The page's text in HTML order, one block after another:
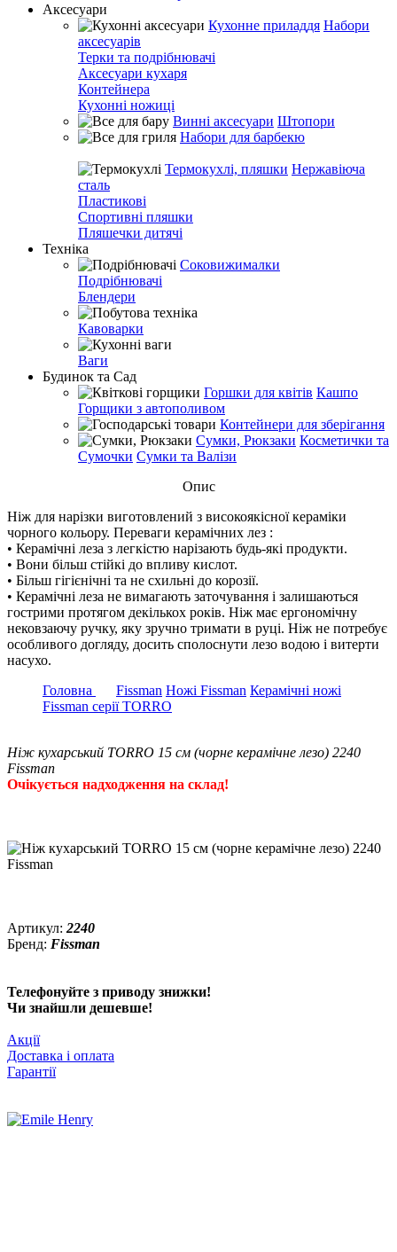
Аксесуари
Кухонне приладдя Набори
аксесуарів
Терки та подрібнювачі
Аксесуари кухаря
Контейнера
Кухонні ножиці
Винні аксесуари Штопори
Набори для барбекю
Термокухлі, пляшки Нержавіюча
сталь
Пластикові
Спортивні пляшки
Пляшечки дитячі
Техніка
Соковижималки
Подрібнювачі
Блендери
Кавоварки
Ваги
Будинок та Сад
Горшки для квітів Кашпо
Горщики з автополивом
Контейнери для зберігання
Сумки, Рюкзаки Косметички та
Сумочки Сумки та Валізи
Опис
Ніж для нарізки виготовлений з високоякісної кераміки
чорного кольору. Переваги керамічних лез :
• Керамічні леза з легкістю нарізають будь-які продукти.
• Вони більш стійкі до впливу кислот.
• Більш гігієнічні та не схильні до корозії.
• Керамічні леза не вимагають заточування і залишаються
гострими протягом декількох років. Ніж має ергономічну
нековзаючу ручку, яку зручно тримати в руці. Ніж не потребує
особливого догляду, досить сполоснути лезо водою і витерти
насухо.
Головна
Fissman Ножі Fissman Керамічні ножі
Fissman серії TORRO
Ніж кухарський TORRO 15 см (чорне керамічне лезо) 2240
Fissman
Очікується надходження на склад!
Артикул: 2240
Бренд: Fissman
Телефонуйте з приводу знижки!
Чи знайшли дешевше!
Акції
Доставка і оплата
Гарантії